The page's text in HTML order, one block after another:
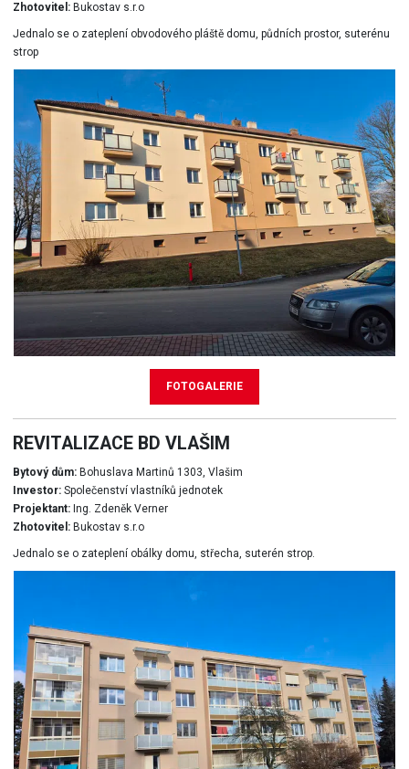
FOTOGALERIE
Zhotovitel:Bukostav s.r.o
Jednalo se o zateplení obvodového pláště domu, půdních prostor, suterénu
strop
REVITALIZACE BD VLAŠIM
Bytový dům:Bohuslava Martinů 1303, Vlašim
Investor:Společenství vlastníků jednotek
Projektant:Ing. Zdeněk Verner
Zhotovitel:Bukostav s.r.o
Jednalo se o zateplení obálky domu, střecha, suterén strop.